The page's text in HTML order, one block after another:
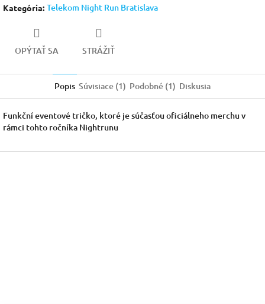
Kategória: Telekom Night Run Bratislava
OPÝTAŤ SA STRÁŽIŤ
Popis Súvisiace (1) Podobné (1) Diskusia
Funkční eventové tričko, ktoré je súčasťou oficiálneho merchu v
rámci tohto ročníka Nightrunu